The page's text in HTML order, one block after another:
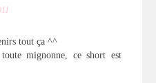
tout ça ^^
mignonne, ce short est